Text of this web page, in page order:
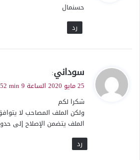
ل
حسنمال
رد
ي
ق
ل
سوداني:
25 مايو 2020 الساعة 9 h 52 min
شكرا لكم
ولكن الملف المصاحب لا
الملف يتضمن الإصلاح إلى حدود سنة
رد